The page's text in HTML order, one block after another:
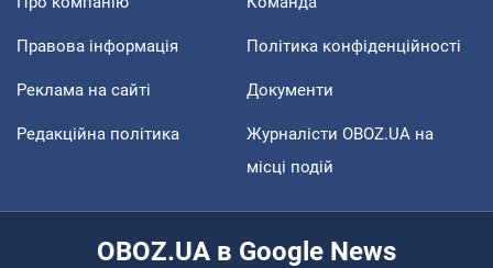
Правова інформація Політика конфіденційності
Реклама на сайті Документи
Редакційна політика
Журналісти OBOZ.UA на
місці подій
OBOZ.UA в Google News